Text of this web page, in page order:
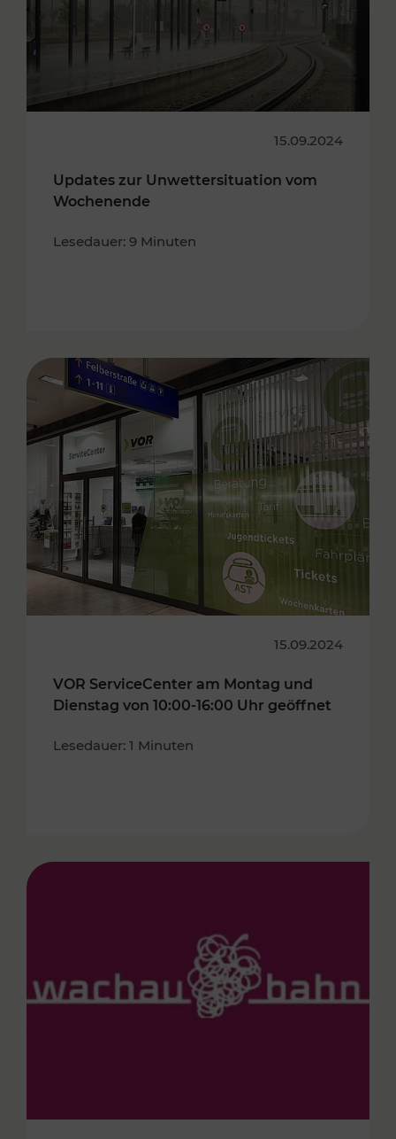
15.09.2024
Updates zur Unwettersituation vom
Wochenende
Lesedauer: 9 Minuten
15.09.2024
VOR ServiceCenter am Montag und
Dienstag von 10:00-16:00 Uhr geöffnet
Lesedauer: 1 Minuten